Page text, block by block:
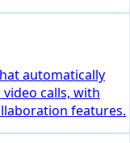
automatically
calls, with
features.